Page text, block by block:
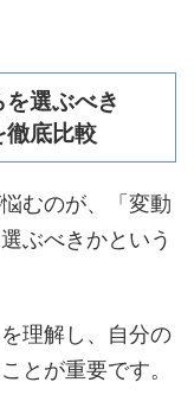
選ぶべき
徹底比較
むのが、「変動
ぶべきかという
理解し、自分の
とが重要です。